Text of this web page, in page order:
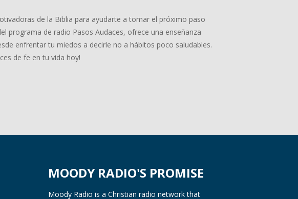
de la Biblia para ayudarte a tomar el próximo paso
programa de radio Pasos Audaces, ofrece una enseñanza
enfrentar tu miedos a decirle no a hábitos poco saludables.
de fe en tu vida hoy!
MOODY RADIO'S PROMISE
Moody Radio is a Christian radio network that